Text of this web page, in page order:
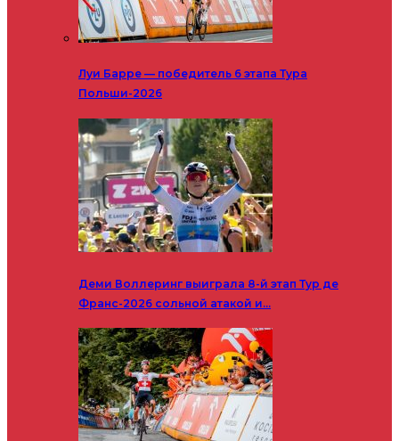
Луи Барре — победитель 6 этапа Тура
Польши-2026
Деми Воллеринг выиграла 8-й этап Тур де
Франс-2026 сольной атакой и…